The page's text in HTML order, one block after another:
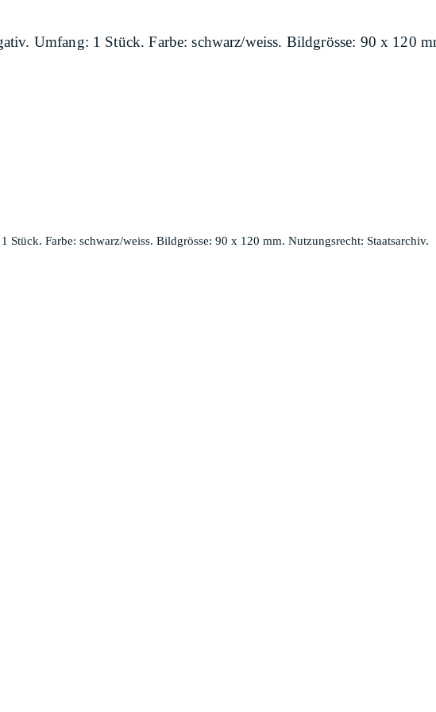
Umfang: 1 Stück. Farbe: schwarz/weiss. Bildgrösse: 90 x 120
Farbe: schwarz/weiss. Bildgrösse: 90 x 120 mm. Nutzungsrecht: Staatsarchiv.